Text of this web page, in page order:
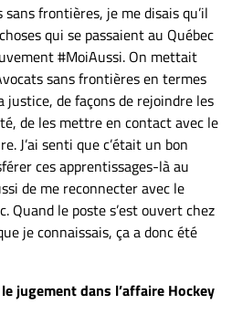
sans frontières, je me disais qu’il
qui se passaient au Québec
#MoiAussi. On mettait
sans frontières en termes
justice, de façons de rejoindre les
de les mettre en contact avec le
J’ai senti que c’était un bon
ces apprentissages-là au
de me reconnecter avec le
Quand le poste s’est ouvert chez
je connaissais, ça a donc été
jugement dans l’affaire Hockey